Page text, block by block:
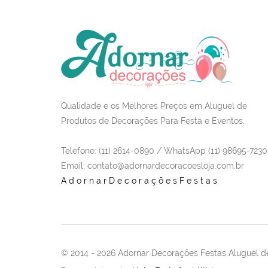
Qualidade e os Melhores Preços em Aluguel de
Produtos de Decorações Para Festa e Eventos.
Telefone: (11) 2614-0890 / WhatsApp (11) 98695-7230
Email : contato@adornardecoracoesloja.com.br
AdornarDecoraçõesFestas
© 2014 - 2026 Adornar Decorações Festas Aluguel